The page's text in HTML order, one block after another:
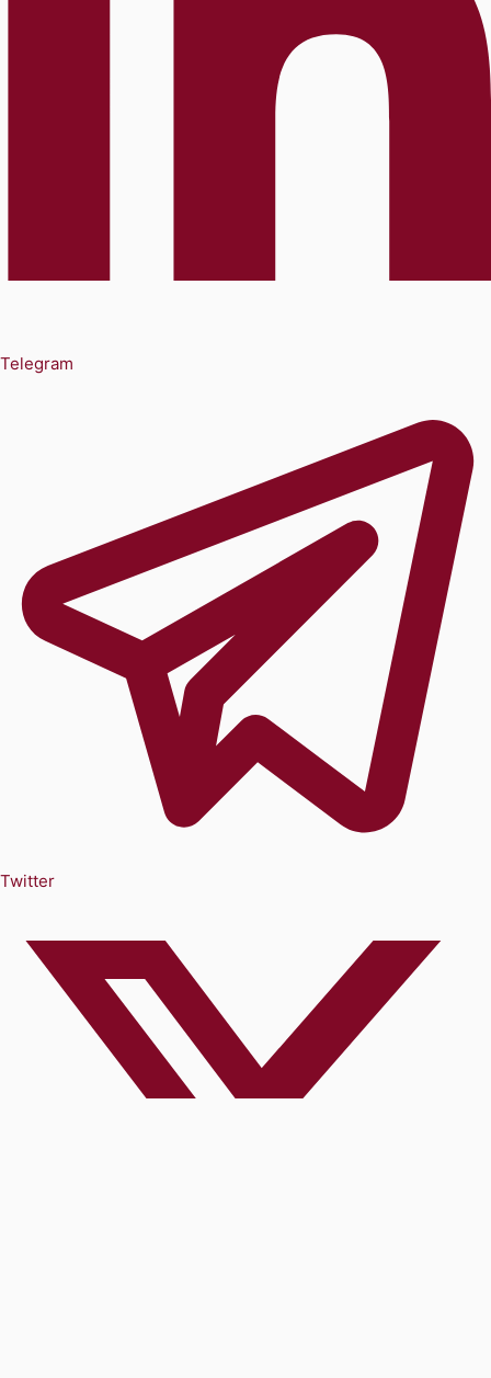
Telegram
Twitter